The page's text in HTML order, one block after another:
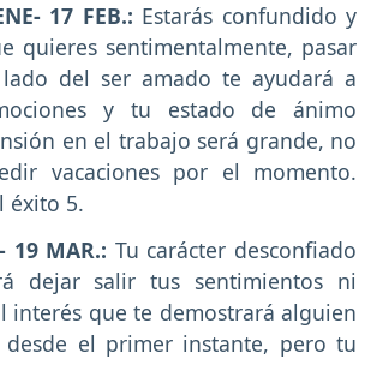
17 FEB.: Estarás confundido y
quieres sentimentalmente, pasar
del ser amado te ayudará a
y tu estado de ánimo
en el trabajo será grande, no
vacaciones por el momento.
éxito 5.
19 MAR.: Tu carácter desconfiado
dejar salir tus sentimientos ni
interés que te demostrará alguien
el primer instante, pero tu